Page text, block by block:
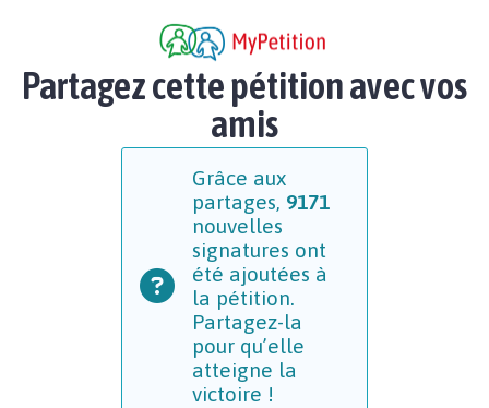
Partagez cette pétition avec vos
amis
Grâce aux
partages, 9171
nouvelles
signatures ont
été ajoutées à
la pétition.
Partagez-la
pour qu’elle
atteigne la
victoire !